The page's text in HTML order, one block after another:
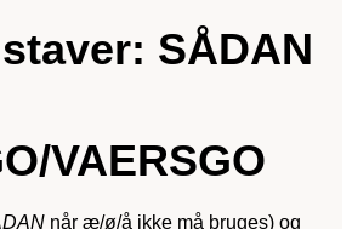
SÅDAN
VAERSGO
når æ/ø/å ikke må bruges) og